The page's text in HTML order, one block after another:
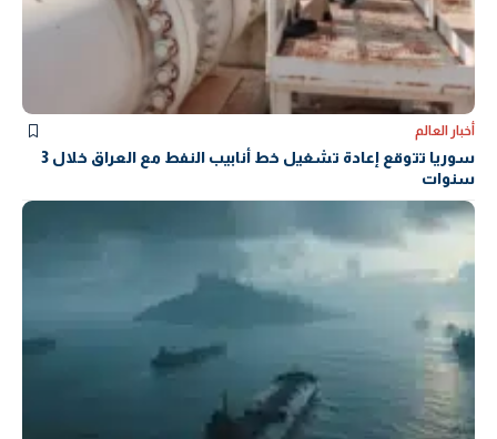
أخبار العالم
سوريا تتوقع إعادة تشغيل خط أنابيب النفط مع العراق خلال 3
سنوات